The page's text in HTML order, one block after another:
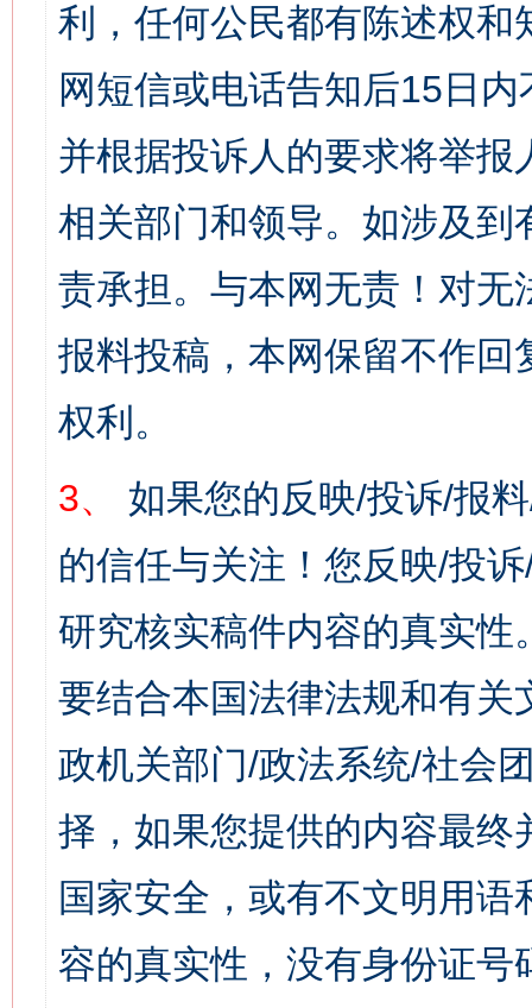
利，任何公民都有陈述权
网短信或电话告知后15日
并根据投诉人的要求将举
相关部门和领导。如涉及
责承担。与本网无责！对
报料投稿，本网保留不作
权利。
3、
如果您的反映/投诉/报
的信任与关注！您反映/投
研究核实稿件内容的真实
要结合本国法律法规和有关
政机关部门/政法系统/社会
择，如果您提供的内容最
国家安全，或有不文明用
容的真实性，没有身份证